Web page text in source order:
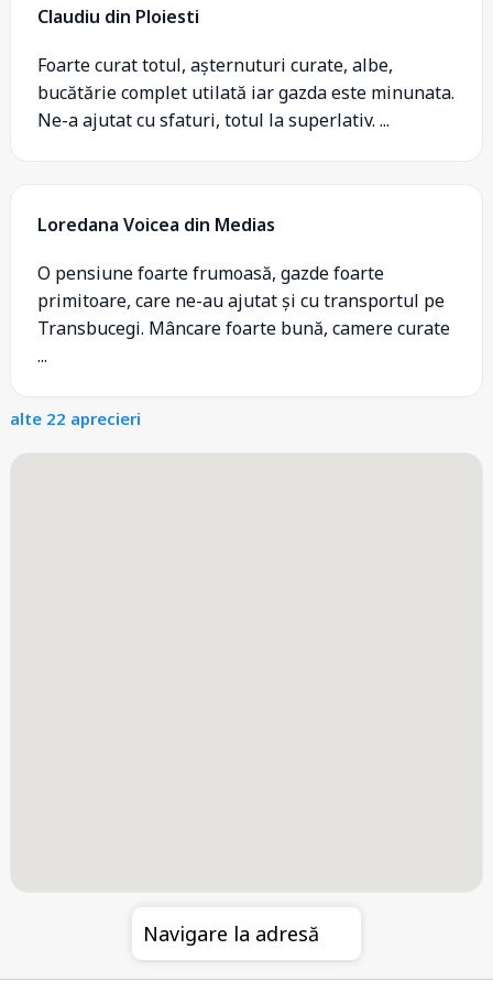
Claudiu din Ploiesti
Foarte curat totul, așternuturi curate, albe,
bucătărie complet utilată iar gazda este minunata.
Ne-a ajutat cu sfaturi, totul la superlativ. ...
Loredana Voicea din Medias
O pensiune foarte frumoasă, gazde foarte
primitoare, care ne-au ajutat și cu transportul pe
Transbucegi. Mâncare foarte bună, camere curate
...
alte 22 aprecieri
Navigare la adresă